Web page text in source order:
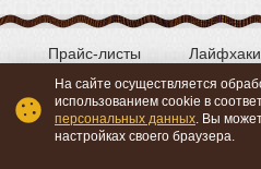
Прайс-листы
На сайте осуществляется
использованием cookie в
персональных данных. Вы
настройках своего браузера.